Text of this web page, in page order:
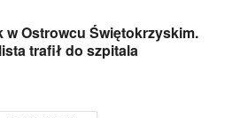
w Ostrowcu Świętokrzyskim.
trafił do szpitala